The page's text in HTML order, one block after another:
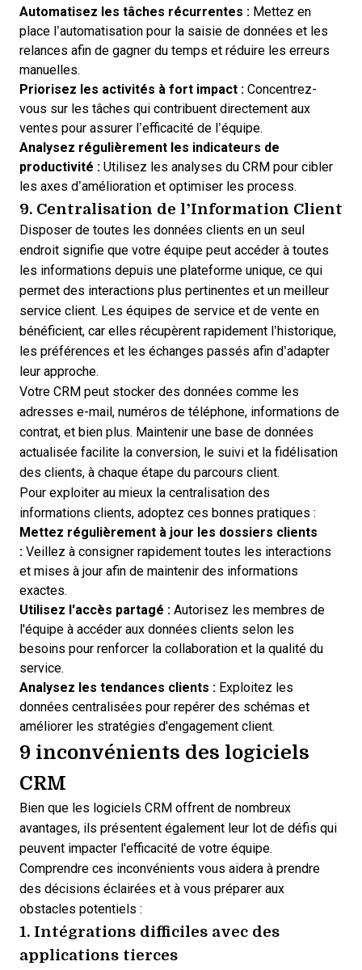
Automatisez les tâches récurrentes : Mettez en
place l’automatisation pour la saisie de données et les
relances afin de gagner du temps et réduire les erreurs
manuelles.
Priorisez les activités à fort impact : Concentrez-
vous sur les tâches qui contribuent directement aux
ventes pour assurer l’efficacité de l’équipe.
Analysez régulièrement les indicateurs de
productivité : Utilisez les analyses du CRM pour cibler
les axes d’amélioration et optimiser les process.
9. Centralisation de l’Information Client
Disposer de toutes les données clients en un seul
endroit signifie que votre équipe peut accéder à toutes
les informations depuis une plateforme unique, ce qui
permet des interactions plus pertinentes et un meilleur
service client. Les équipes de service et de vente en
bénéficient, car elles récupèrent rapidement l’historique,
les préférences et les échanges passés afin d’adapter
leur approche.
Votre CRM peut stocker des données comme les
adresses e-mail, numéros de téléphone, informations de
contrat, et bien plus. Maintenir une base de données
actualisée facilite la conversion, le suivi et la fidélisation
des clients, à chaque étape du parcours client.
Pour exploiter au mieux la centralisation des
informations clients, adoptez ces bonnes pratiques :
Mettez régulièrement à jour les dossiers clients
: Veillez à consigner rapidement toutes les interactions
et mises à jour afin de maintenir des informations
exactes.
Utilisez l'accès partagé : Autorisez les membres de
l'équipe à accéder aux données clients selon les
besoins pour renforcer la collaboration et la qualité du
service.
Analysez les tendances clients : Exploitez les
données centralisées pour repérer des schémas et
améliorer les stratégies d'engagement client.
9 inconvénients des logiciels
CRM
Bien que les logiciels CRM offrent de nombreux
avantages, ils présentent également leur lot de défis qui
peuvent impacter l'efficacité de votre équipe.
Comprendre ces inconvénients vous aidera à prendre
des décisions éclairées et à vous préparer aux
obstacles potentiels :
1. Intégrations difficiles avec des
applications tierces